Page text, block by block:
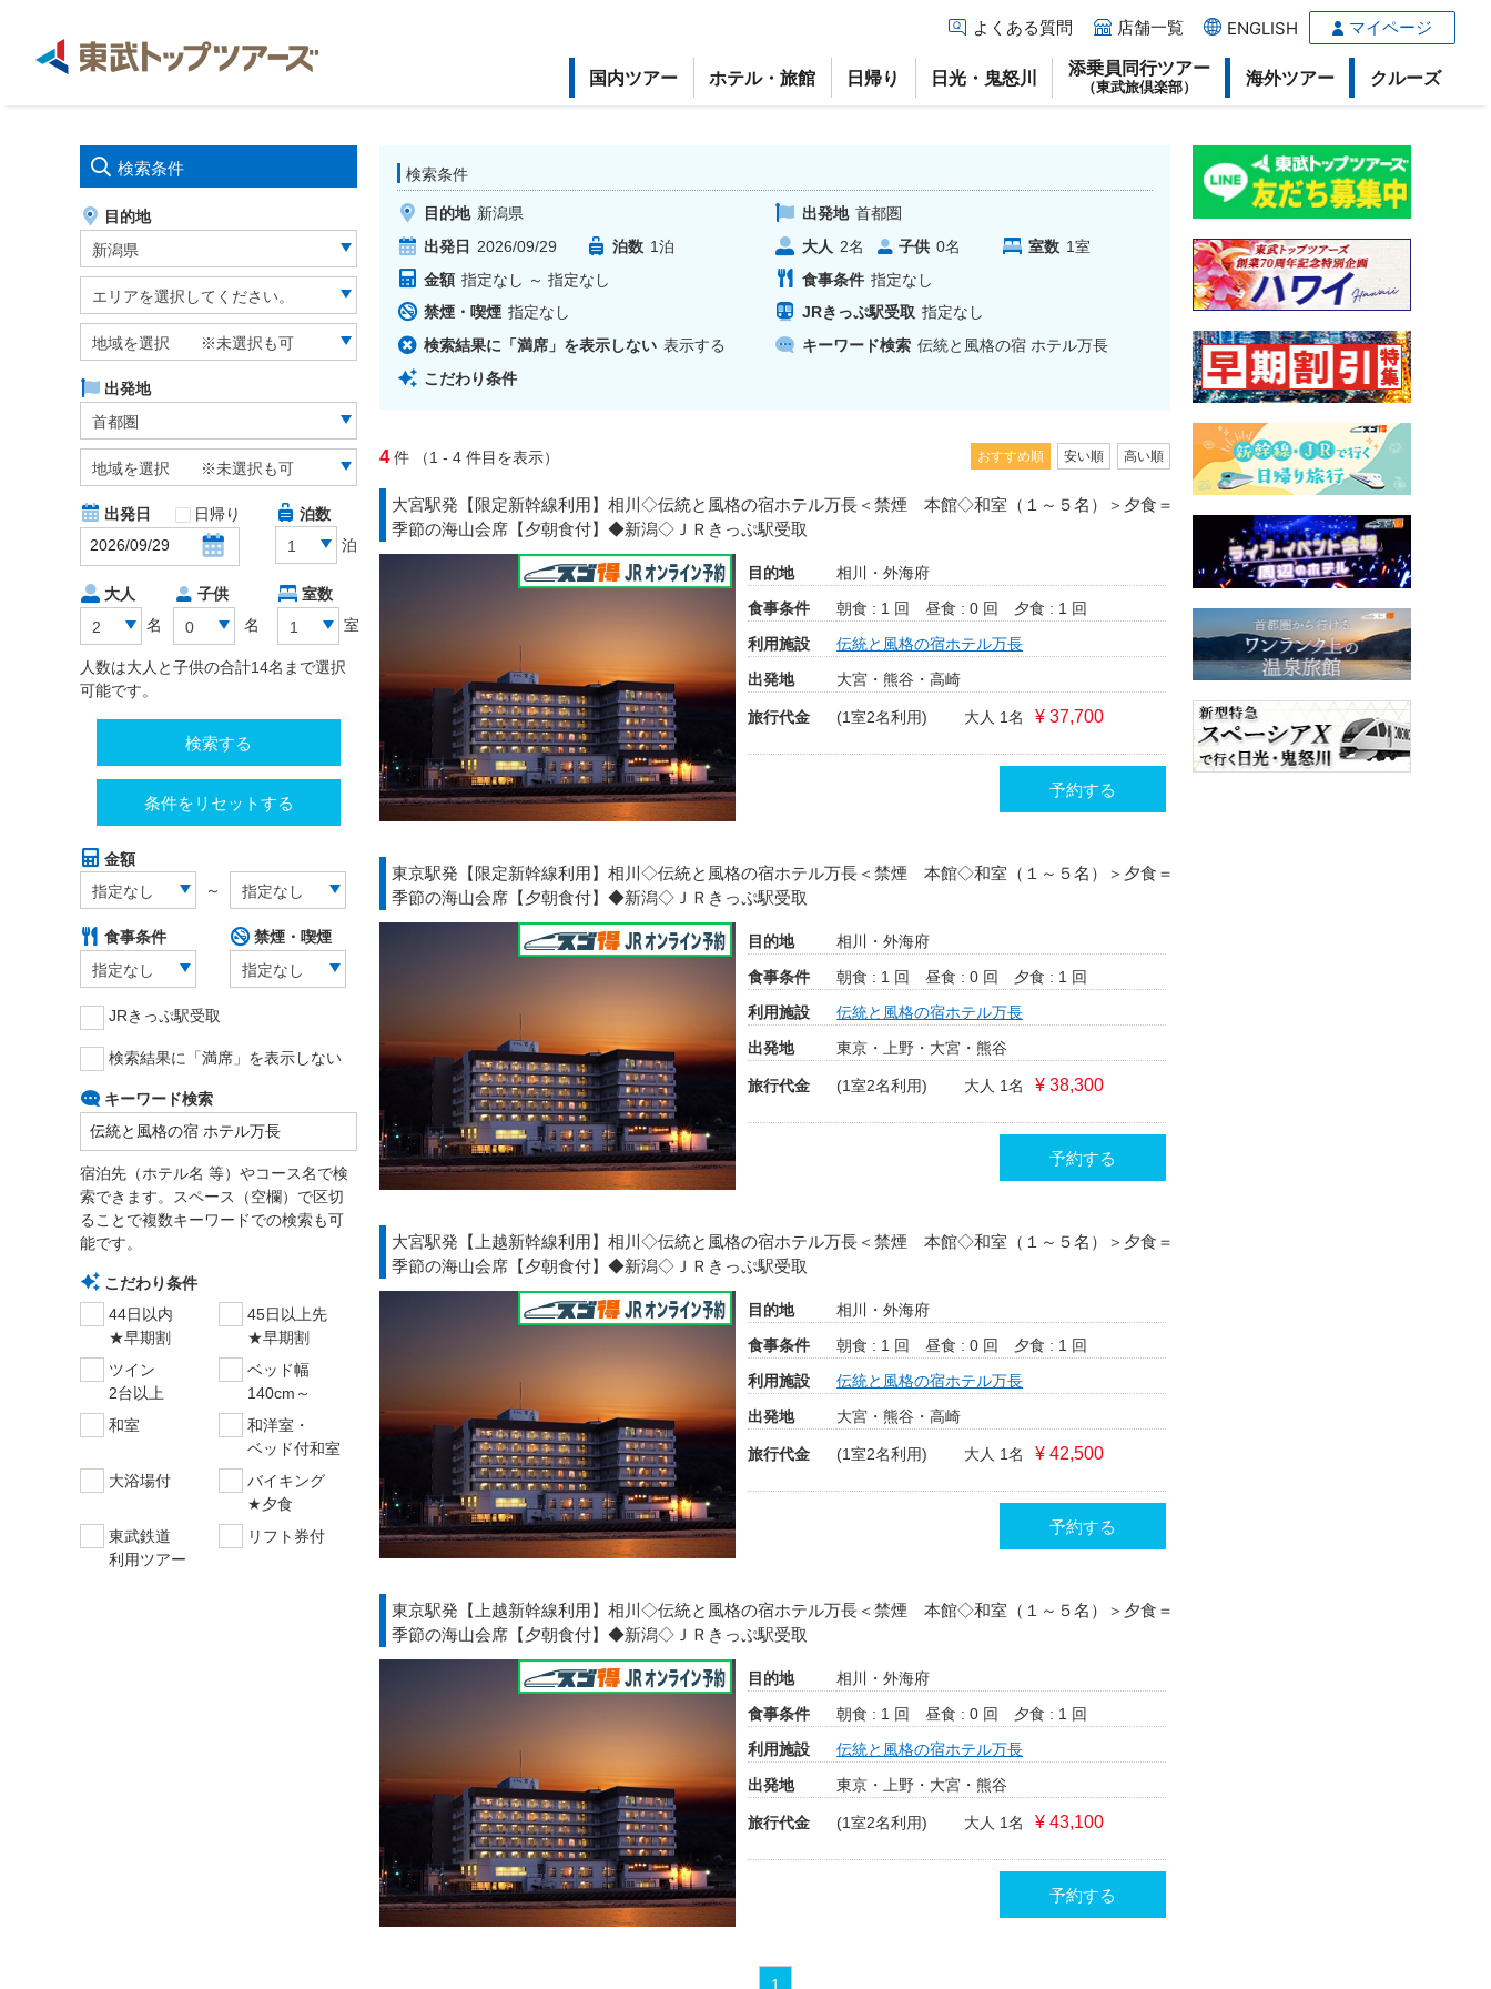
よくある質問 店舗一覧 ENGLISH マイページ
国内ツアー ホテル・旅館 日帰り 日光・鬼怒川 添乗員同行ツアー
（東武旅倶楽部） 海外ツアー クルーズ
検索条件
目的地
新潟県
エリアを選択してください。
地域を選択 ※未選択も可
出発地
首都圏
地域を選択 ※未選択も可
出発日 日帰り
泊数
1
泊
大人
2
名
子供
0
名
室数
1
室
人数は大人と子供の合計14名まで選択
可能です。
検索する
条件をリセットする
金額
指定なし
～ 指定なし
食事条件
指定なし
禁煙・喫煙
指定なし
JRきっぷ駅受取
検索結果に「満席」を表示しない
キーワード検索
宿泊先（ホテル名 等）やコース名で検
索できます。スペース（空欄）で区切
ることで複数キーワードでの検索も可
能です。
こだわり条件
44日以内
★早期割
45日以上先
★早期割
ツイン
2台以上
ベッド幅
140cm～
和室
和洋室・
ベッド付和室
大浴場付
バイキング
★夕食
東武鉄道
利用ツアー
リフト券付
検索条件
目的地 新潟県 出発地 首都圏
出発日
2026/09/29 泊数 1泊 大人 2名 子供 0名 室数 1室
金額 指定なし ～ 指定なし 食事条件 指定なし
禁煙・喫煙 指定なし JRきっぷ駅受取 指定なし
検索結果に「満席」を表示しない 表示する キーワード検索 伝統と風格の宿 ホテル万長
こだわり条件
4 件 （1 - 4 件目を表示） おすすめ順 安い順 高い順
大宮駅発【限定新幹線利用】相川◇伝統と風格の宿ホテル万長＜禁煙 本館◇和室（１～５名）＞夕食＝
季節の海山会席【夕朝食付】◆新潟◇ＪＲきっぷ駅受取
目的地
相川・外海府
食事条件
朝食 : 1 回 昼食 : 0 回
夕食 : 1 回
利用施設
伝統と風格の宿ホテル万長
出発地
大宮・熊谷・高崎
旅行代金 (1室2名利用) 大人 1名 ¥ 37,700
予約する
東京駅発【限定新幹線利用】相川◇伝統と風格の宿ホテル万長＜禁煙 本館◇和室（１～５名）＞夕食＝
季節の海山会席【夕朝食付】◆新潟◇ＪＲきっぷ駅受取
目的地
相川・外海府
食事条件
朝食 : 1 回 昼食 : 0 回
夕食 : 1 回
利用施設
伝統と風格の宿ホテル万長
出発地
東京・上野・大宮・熊谷
旅行代金 (1室2名利用) 大人 1名 ¥ 38,300
予約する
大宮駅発【上越新幹線利用】相川◇伝統と風格の宿ホテル万長＜禁煙 本館◇和室（１～５名）＞夕食＝
季節の海山会席【夕朝食付】◆新潟◇ＪＲきっぷ駅受取
目的地
相川・外海府
食事条件
朝食 : 1 回 昼食 : 0 回
夕食 : 1 回
利用施設
伝統と風格の宿ホテル万長
出発地
大宮・熊谷・高崎
旅行代金 (1室2名利用) 大人 1名 ¥ 42,500
予約する
東京駅発【上越新幹線利用】相川◇伝統と風格の宿ホテル万長＜禁煙 本館◇和室（１～５名）＞夕食＝
季節の海山会席【夕朝食付】◆新潟◇ＪＲきっぷ駅受取
目的地
相川・外海府
食事条件
朝食 : 1 回 昼食 : 0 回
夕食 : 1 回
利用施設
伝統と風格の宿ホテル万長
出発地
東京・上野・大宮・熊谷
旅行代金 (1室2名利用) 大人 1名 ¥ 43,100
予約する
1